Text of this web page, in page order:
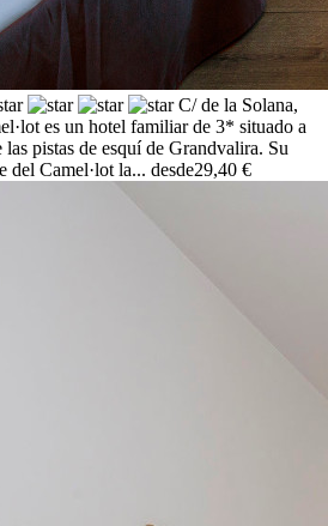
C/ de la Solana,
es un hotel familiar de 3* situado a
pistas de esquí de Grandvalira. Su
del Camel·lot la... desde29,40 €